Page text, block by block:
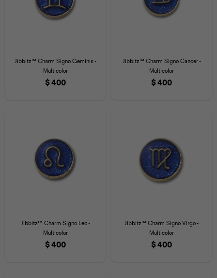
Jibbitz™ Charm Signo Geminis -
Multicolor
$400
Jibbitz™ Charm Signo Cancer -
Multicolor
$400
Jibbitz™ Charm Signo Leo -
Multicolor
$400
Jibbitz™ Charm Signo Virgo -
Multicolor
$400